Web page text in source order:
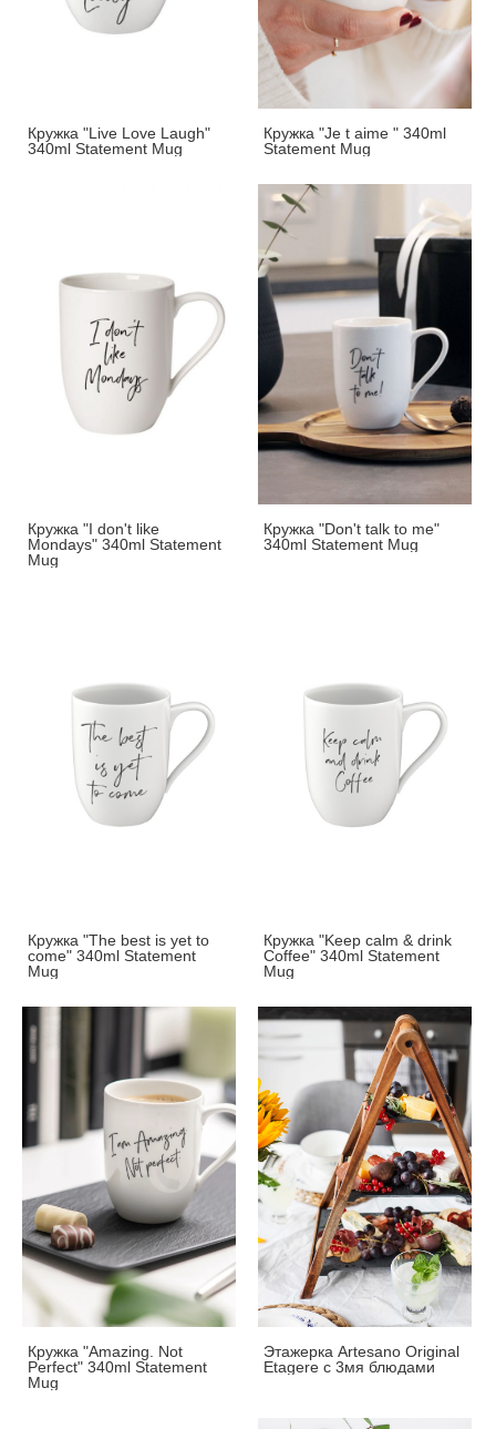
Кружка "Live Love Laugh"
340ml Statement Mug
Кружка "Je t aime " 340ml
Statement Mug
Кружка "I don't like
Mondays" 340ml Statement
Mug
Кружка "Don't talk to me"
340ml Statement Mug
Кружка "The best is yet to
come" 340ml Statement
Mug
Кружка "Keep calm & drink
Coffee" 340ml Statement
Mug
Кружка "Amazing. Not
Perfect" 340ml Statement
Mug
Этажерка Artesano Original
Etagere с 3мя блюдами